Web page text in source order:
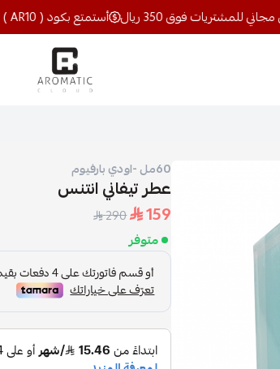
أستمتع بكود ( AR10 ) خصم 10% شحن مجاني للمشتريات فوق 350 ريال
اروماتيك كلاود
60مل -اودي بارفيوم
عطر تيفاني انتنس
159
290
متوفر